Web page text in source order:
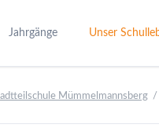
Jahrgänge
Jahrgang 8-10
Unser
Mümmelmannsberg